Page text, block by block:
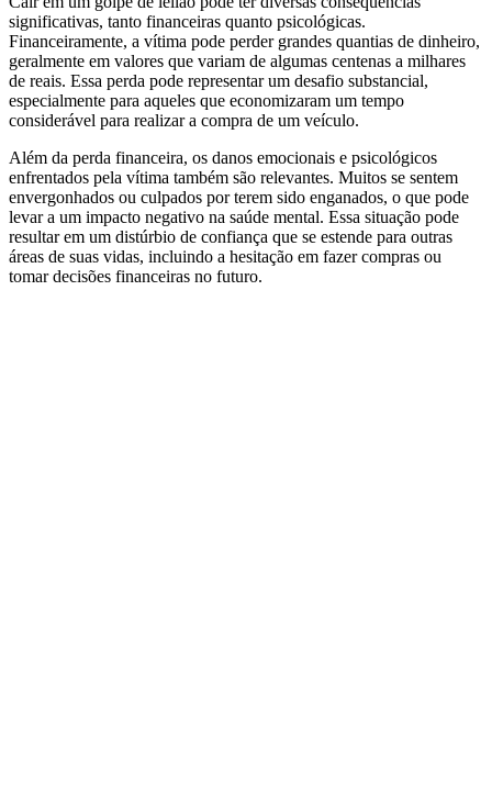
significativas, tanto financeiras quanto psicológicas.
Financeiramente, a vítima pode perder grandes quantias de dinheiro,
geralmente em valores que variam de algumas centenas a milhares
de reais. Essa perda pode representar um desafio substancial,
especialmente para aqueles que economizaram um tempo
considerável para realizar a compra de um veículo.
Além da perda financeira, os danos emocionais e psicológicos
enfrentados pela vítima também são relevantes. Muitos se sentem
envergonhados ou culpados por terem sido enganados, o que pode
levar a um impacto negativo na saúde mental. Essa situação pode
resultar em um distúrbio de confiança que se estende para outras
áreas de suas vidas, incluindo a hesitação em fazer compras ou
tomar decisões financeiras no futuro.